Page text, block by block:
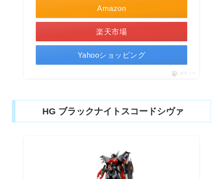
Amazon
楽天市場
Yahooショッピング
ポチップ
HG ブラックナイトスコードシヴァ